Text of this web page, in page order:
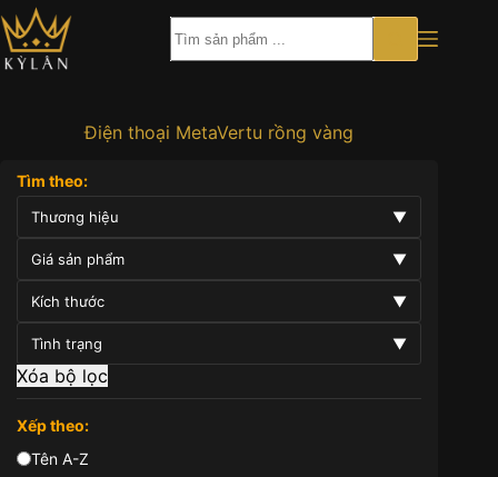
Chuyển
đến
phần
nội
Điện thoại MetaVertu rồng vàng
Tìm theo:
Thương hiệu ▼
Giá sản phẩm ▼
Kích thước ▼
Tình trạng ▼
Xóa bộ lọc
Xếp theo:
Tên A-Z